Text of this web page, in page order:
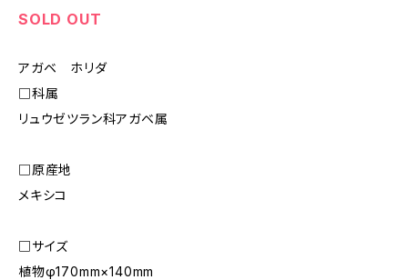
SOLD OUT
アガベ ホリダ
□科属
リュウゼツラン科アガベ属
□原産地
メキシコ
□サイズ
植物φ170mm×140mm